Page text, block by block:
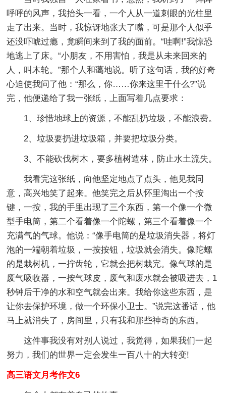
呼呼的风声，我抬头一看，一个人从一道刺眼的光柱里
走了出来。当时，我惊讶地张大了嘴，可是那个人似乎
还没吓唬过瘾，竟瞬间来到了我的面前。“哇啊!”我惊恐
地逃上了床。“小朋友，不用害怕，我是从未来回来的
人，叫木轮。”那个人和蔼地说。听了这句话，我的好奇
心迫使我问了他：“那么，你……你来这里干什么?”说
完，他便递给了我一张纸，上面写着几点要求：
1、珍惜地球上的资源，不能乱扔垃圾，不能浪费。
2、垃圾要扔进垃圾箱，并要把垃圾分类。
3、不能砍伐树木，要多植树造林，防止水土流失。
我看完这张纸，向他坚定地点了点头，他见我同
意，高兴地笑了起来。他笑完之后从怀里淘出一个按
键，一按，我的手里出现了三个东西，第一个像一个微
型手电筒，第二个看着像一个陀螺，第三个看着像一个
充满气的气球。他说：“像手电筒的是垃圾消失器，将灯
泡的一端朝着垃圾，一按按钮，垃圾就会消失。像陀螺
的是栽树机，一拧齿轮，它就会把树栽完。像气球的是
废气吸收器，一按气球皮，废气和废水就会被吸进去，1
秒钟后干净的水和空气就会出来。我给你这些东西，是
让你去保护环境，做一个环保小卫士。”说完这番话，他
马上就消失了，房间里，只有我和那些神奇的东西。
这件事我没有对别人说过，我觉得，如果我们一起
努力，我们的世界一定会发生一百八十的大转变!
高三语文月考作文6